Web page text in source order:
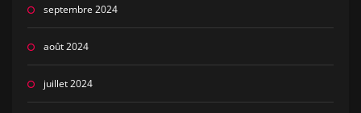
septembre 2024
août 2024
juillet 2024